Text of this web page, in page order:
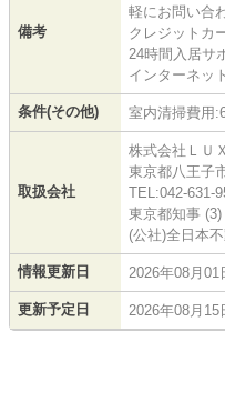
備考
軽にお問い合
クレジットカ
24時間入居サ
インターネッ
条件(その他) 室内清掃費用
取扱会社
株式会社ＬＵ
東京都八王子
TEL:042-631-
東京都知事
(公社)全日本
情報更新日 2026年08月01
更新予定日 2026年08月15